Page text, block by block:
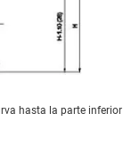
hasta la parte